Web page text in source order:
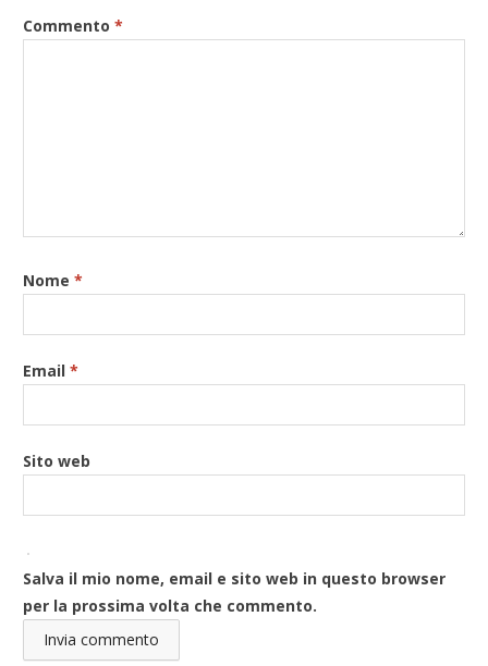
Commento*
Nome*
Email*
Sito web
Salva il mio nome, email e sito web in questo browser
per la prossima volta che commento.